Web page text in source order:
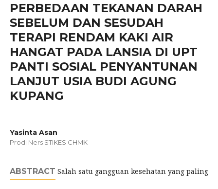
PERBEDAAN TEKANAN DARAH
SEBELUM DAN SESUDAH
TERAPI RENDAM KAKI AIR
HANGAT PADA LANSIA DI UPT
PANTI SOSIAL PENYANTUNAN
LANJUT USIA BUDI AGUNG
KUPANG
Yasinta Asan
Prodi Ners STIKES CHMK
ABSTRACT Salah satu gangguan kesehatan yang paling